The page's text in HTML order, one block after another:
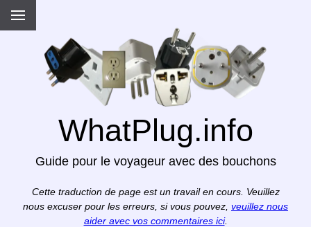
WhatPlug.info
Guide pour le voyageur avec des bouchons
Cette traduction de page est un travail en cours. Veuillez
nous excuser pour les erreurs, si vous pouvez, veuillez nous
aider avec vos commentaires ici.